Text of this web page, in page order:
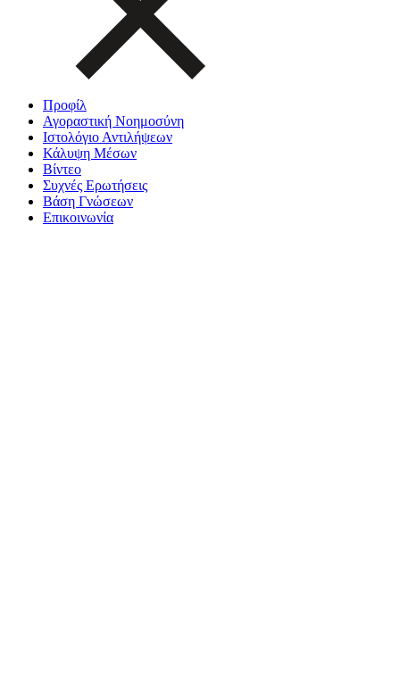
Προφίλ
Αγοραστική Νοημοσύνη
Ιστολόγιο Αντιλήψεων
Κάλυψη Μέσων
Βίντεο
Συχνές Ερωτήσεις
Βάση Γνώσεων
Επικοινωνία